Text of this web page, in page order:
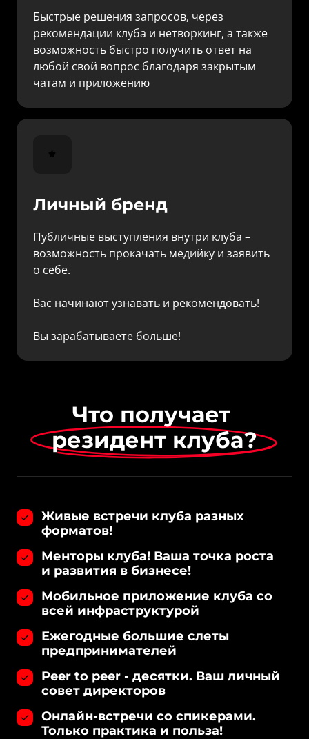
Быстрые решения запросов, через
рекомендации клуба и нетворкинг, а также
возможность быстро получить ответ на
любой свой вопрос благодаря закрытым
чатам и приложению
Личный бренд
Публичные выступления внутри клуба –
возможность прокачать медийку и заявить
о себе.
Вас начинают узнавать и рекомендовать!
Вы зарабатываете больше!
резидент клуба?
Живые встречи клуба разных
форматов!
Менторы клуба! Ваша точка роста
и развития в бизнесе!
Мобильное приложение клуба со
всей инфраструктурой
Ежегодные большие слеты
предпринимателей
Peer to peer - десятки. Ваш личный
совет директоров
Онлайн-встречи со спикерами.
Только практика и польза!